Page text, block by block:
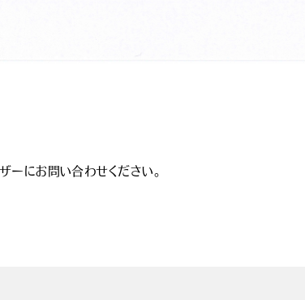
ーにお問い合わせください。